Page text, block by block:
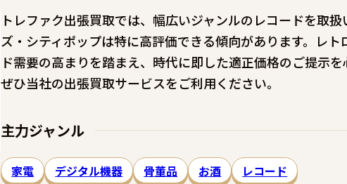
トレファク出張買取では、幅広いジャンルのレコードを取
ズ・シティポップは特に高評価できる傾向があります。レト
ド需要の高まりを踏まえ、時代に即した適正価格のご提示を
ぜひ当社の出張買取サービスをご利用ください。
主力ジャンル
家電 デジタル機器 骨董品 お酒 レコード